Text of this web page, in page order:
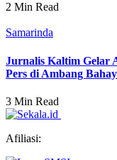
2 Min Read
Samarinda
Jurnalis Kaltim Gelar
Pers di Ambang
3 Min Read
Afiliasi: